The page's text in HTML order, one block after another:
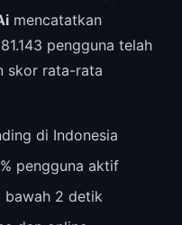
mencatatkan
pengguna telah
skor rata-rata
di Indonesia
pengguna aktif
bawah 2 detik